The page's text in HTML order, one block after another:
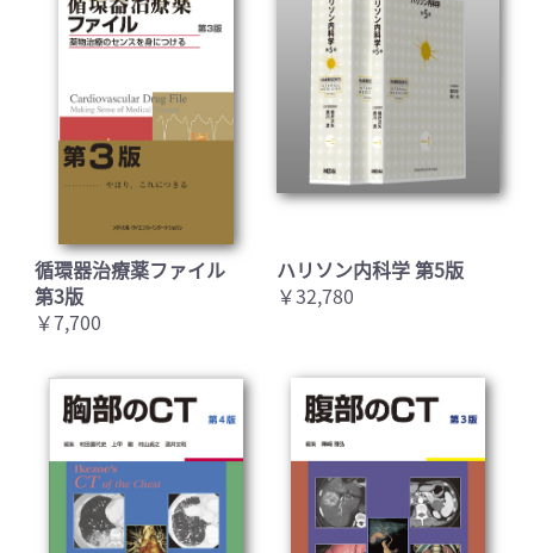
循環器治療薬ファイル
第3版
￥7,700
ハリソン内科学 第5版
￥32,780